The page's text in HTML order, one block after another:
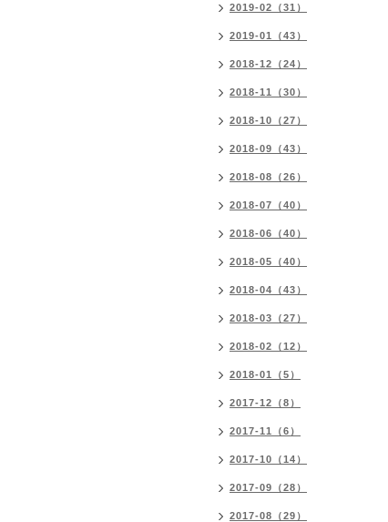
2019-02（31）
2019-01（43）
2018-12（24）
2018-11（30）
2018-10（27）
2018-09（43）
2018-08（26）
2018-07（40）
2018-06（40）
2018-05（40）
2018-04（43）
2018-03（27）
2018-02（12）
2018-01（5）
2017-12（8）
2017-11（6）
2017-10（14）
2017-09（28）
2017-08（29）